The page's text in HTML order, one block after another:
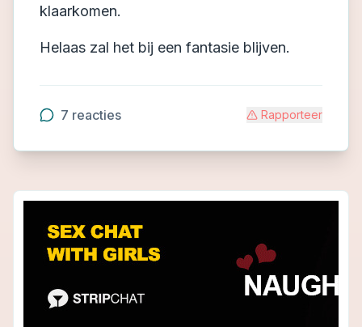
klaarkomen.
Helaas zal het bij een fantasie blijven.
7 reacties Rapporteer